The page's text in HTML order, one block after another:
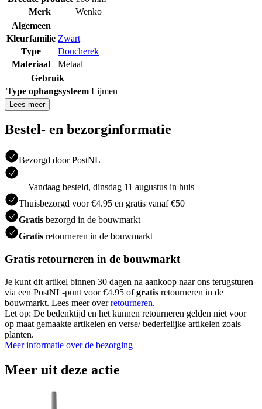
Merk
Wenko
Algemeen
Kleurfamilie Zwart
Type
Doucherek
Materiaal
Metaal
Gebruik
Type ophangsysteem Lijmen
Lees meer
Bestel- en bezorginformatie
Bezorgd door PostNL
Vandaag besteld, dinsdag 11 augustus in huis
Thuisbezorgd voor €4.95 en gratis vanaf €50
Gratis bezorgd in de bouwmarkt
Gratis retourneren in de bouwmarkt
Gratis retourneren in de bouwmarkt
Je kunt dit artikel binnen 30 dagen na aankoop naar ons terugsturen
via een PostNL-punt voor €4.95 ofgratis retourneren in de
bouwmarkt. Lees meer overretourneren.
Let op: De bedenktijd en het kunnen retourneren gelden niet voor
op maat gemaakte artikelen en verse/ bederfelijke artikelen zoals
planten.
Meer informatie over de bezorging
Meer uit deze actie